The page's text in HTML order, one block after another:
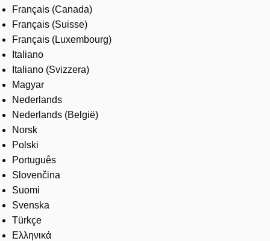
Français (Canada)
Français (Suisse)
Français (Luxembourg)
Italiano
Italiano (Svizzera)
Magyar
Nederlands
Nederlands (België)
Norsk
Polski
Português
Slovenčina
Suomi
Svenska
Türkçe
Ελληνικά